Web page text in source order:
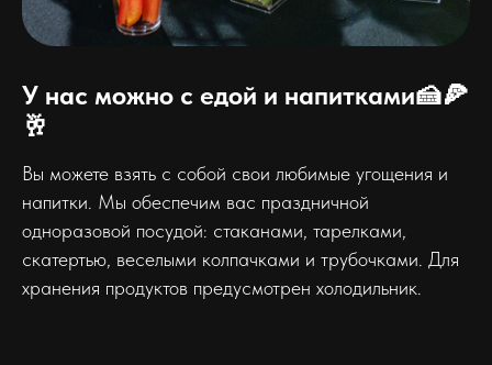
У нас можно с едой и напитками🍰🍕
🥂
Вы можете взять с собой свои любимые угощения и
напитки. Мы обеспечим вас праздничной
одноразовой посудой: стаканами, тарелками,
скатертью, веселыми колпачками и трубочками. Для
хранения продуктов предусмотрен холодильник.